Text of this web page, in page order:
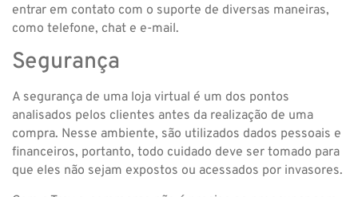
entrar em contato com o suporte de diversas maneiras,
como telefone, chat e e-mail.
Segurança
A segurança de uma loja virtual é um dos pontos
analisados pelos clientes antes da realização de uma
compra. Nesse ambiente, são utilizados dados pessoais e
financeiros, portanto, todo cuidado deve ser tomado para
que eles não sejam expostos ou acessados por invasores.